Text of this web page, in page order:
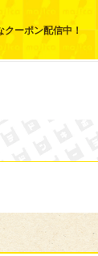
クーポン配信中！